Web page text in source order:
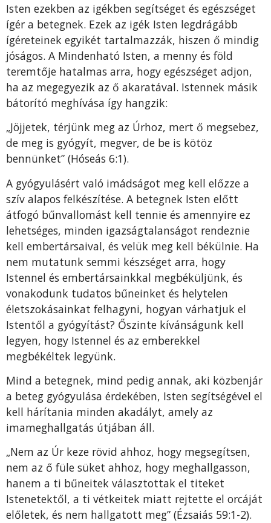
Isten ezekben az igékben segítséget és egészséget
ígér a betegnek. Ezek az igék Isten legdrágább
ígéreteinek egyikét tartalmazzák, hiszen ő mindig
jóságos. A Mindenható Isten, a menny és föld
teremtője hatalmas arra, hogy egészséget adjon,
ha az megegyezik az ő aka­ratával. Istennek másik
bátorító meghívása így hangzik:
„Jöjjetek, térjünk meg az Úrhoz, mert ő megsebez,
de meg is gyógyít, megver, de be is kötöz
bennünket” (Hóseás 6:1).
A gyógyulásért való imádságot meg kell előzze a
szív alapos felkészítése. A betegnek Isten előtt
átfogó bűn­vallomást kell tennie és amennyire ez
lehetséges, minden igazságtalanságot rendeznie
kell embertársaival, és velük meg kell békülnie. Ha
nem mutatunk semmi készséget arra, hogy
Istennel és embertársainkkal megbéküljünk, és
vonakodunk tudatos bűneinket és helytelen
életszoká­sainkat felhagyni, hogyan várhatjuk el
Istentől a gyógyí­tást? Őszinte kívánságunk kell
legyen, hogy Istennel és az emberekkel
megbékéltek legyünk.
Mind a betegnek, mind pedig annak, aki közbenjár
a beteg gyógyulása érdekében, Isten segítségével el
kell hárítania minden akadályt, amely az
imameghallgatás út­jában áll.
„Nem az Úr keze rövid ahhoz, hogy megsegítsen,
nem az ő füle süket ahhoz, hogy meghallgasson,
hanem a ti bűneitek választottak el titeket
Istenetektől, a ti vétkeitek miatt rejtette el orcáját
előletek, és nem hallgatott meg” (Ézsaiás 59:1-2).